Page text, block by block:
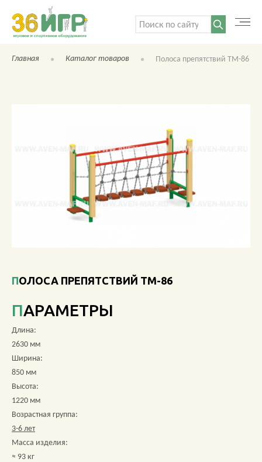
О КОМПАНИИ
Поиск:
Главная Каталог товаров Полоса препятствий ТМ-86
ПОЛОСА ПРЕПЯТСТВИЙ ТМ-86
ПАРАМЕТРЫ
Длина:
2630 мм
Ширина:
850 мм
Высота:
1220 мм
Возрастная группа:
3-6 лет
Масса изделия:
≈ 93 кг